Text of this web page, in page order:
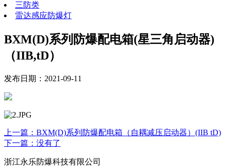
三防类
雷达感应防爆灯
BXM(D)系列防爆配电箱(星三角启动器)
（IIB,tD）
发布日期：2021-09-11
上一篇：BXM(D)系列防爆配电箱（自耦减压启动器）(IIB tD)
下一篇： 没有了
浙江永乐防爆科技有限公司